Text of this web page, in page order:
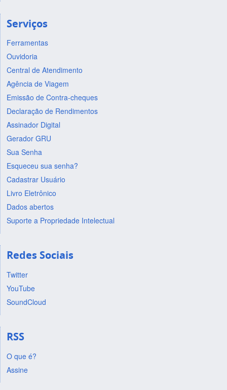
Serviços
Ferramentas
Ouvidoria
Central de Atendimento
Agência de Viagem
Emissão de Contra-cheques
Declaração de Rendimentos
Assinador Digital
Gerador GRU
Sua Senha
Esqueceu sua senha?
Cadastrar Usuário
Livro Eletrônico
Dados abertos
Suporte a Propriedade Intelectual
Redes Sociais
Twitter
YouTube
SoundCloud
RSS
O que é?
Assine